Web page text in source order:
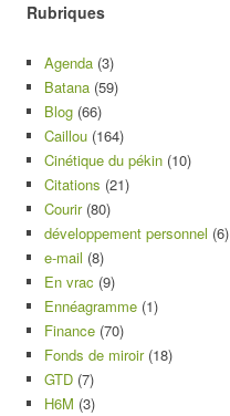
Rubriques
Agenda (3)
Batana (59)
Blog (66)
Caillou (164)
Cinétique du pékin (10)
Citations (21)
Courir(80)
développement personnel (6)
e-mail (8)
En vrac (9)
Ennéagramme (1)
Finance (70)
Fonds de miroir(18)
GTD (7)
H6M (3)